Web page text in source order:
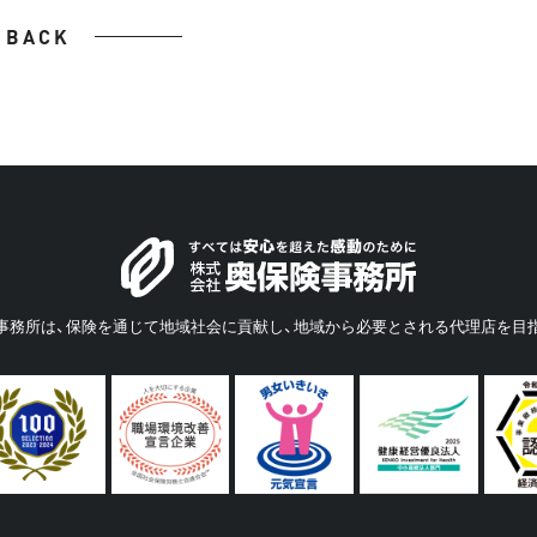
BACK
務所は、保険を通じて地域社会に貢献し、地域から必要とされる代理店を目